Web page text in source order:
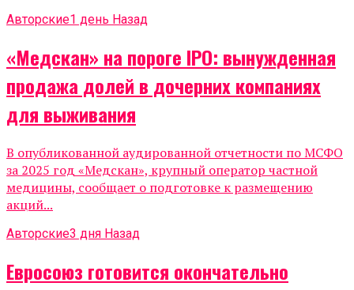
Авторские1 день Назад
«Медскан» на пороге IPO: вынужденная
продажа долей в дочерних компаниях
для выживания
В опубликованной аудированной отчетности по МСФО
за 2025 год «Медскан», крупный оператор частной
медицины, сообщает о подготовке к размещению
акций...
Авторские3 дня Назад
Евросоюз готовится окончательно